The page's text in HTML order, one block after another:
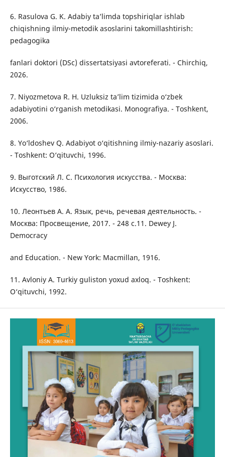
6. Rasulova G. K. Adabiy ta’limda topshiriqlar ishlab
chiqishning ilmiy-metodik asoslarini takomillashtirish:
pedagogika
fanlari doktori (DSc) dissertatsiyasi avtoreferati. - Chirchiq,
2026.
7. Niyozmetova R. H. Uzluksiz ta’lim tizimida o‘zbek
adabiyotini o‘rganish metodikasi. Monografiya. - Toshkent,
2006.
8. Yo‘ldoshev Q. Adabiyot o‘qitishning ilmiy-nazariy asoslari.
- Toshkent: O‘qituvchi, 1996.
9. Выготский Л. С. Психология искусства. - Москва:
Искусство, 1986.
10. Леонтьев А. А. Язык, речь, речевая деятельность. -
Москва: Просвещение, 2017. - 248 с.11. Dewey J.
Democracy
and Education. - New York: Macmillan, 1916.
11. Avloniy A. Turkiy guliston yoxud axloq. - Toshkent:
O‘qituvchi, 1992.